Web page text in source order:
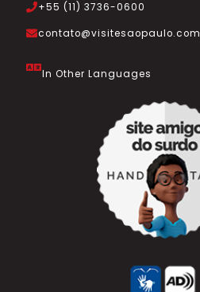
+55 (11) 3736-0600
contato@visitesaopaulo.com
In Other Languages